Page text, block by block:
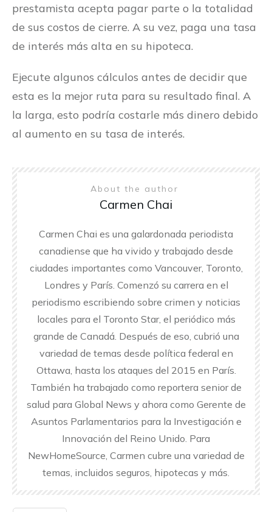
prestamista acepta pagar parte o la totalidad
de sus costos de cierre. A su vez, paga una tasa
de interés más alta en su hipoteca.
Ejecute algunos cálculos antes de decidir que
esta es la mejor ruta para su resultado final. A
la larga, esto podría costarle más dinero debido
al aumento en su tasa de interés.
About the author
Carmen Chai
Carmen Chai es una galardonada periodista
canadiense que ha vivido y trabajado desde
ciudades importantes como Vancouver, Toronto,
Londres y París. Comenzó su carrera en el
periodismo escribiendo sobre crimen y noticias
locales para el Toronto Star, el periódico más
grande de Canadá. Después de eso, cubrió una
variedad de temas desde política federal en
Ottawa, hasta los ataques del 2015 en París.
También ha trabajado como reportera senior de
salud para Global News y ahora como Gerente de
Asuntos Parlamentarios para la Investigación e
Innovación del Reino Unido. Para
NewHomeSource, Carmen cubre una variedad de
temas, incluidos seguros, hipotecas y más.